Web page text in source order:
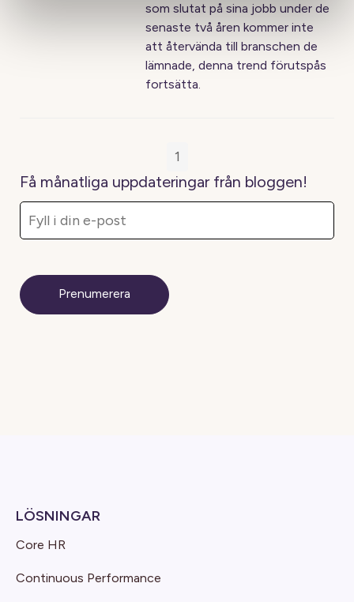
som slutat på sina jobb under de
senaste två åren kommer inte
att återvända till branschen de
lämnade, denna trend förutspås
fortsätta.
1
Få månatliga uppdateringar från bloggen!
LÖSNINGAR
Core HR
Continuous Performance